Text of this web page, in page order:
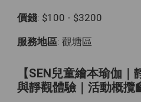
價錢: $100 - $3200
服務地區: 觀塘區
【SEN兒童繪本瑜伽
與靜觀體驗｜活動概攬